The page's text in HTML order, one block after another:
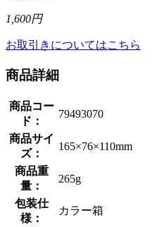
1,600円
お取引きについてはこちら
商品詳細
商品コー
ド：
79493070
商品サイ
ズ：
165×76×110mm
商品重
量：
265g
包装仕
様：
カラー箱